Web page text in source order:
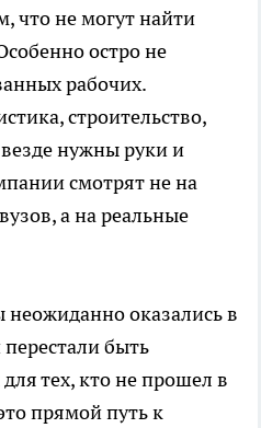
что не могут найти
остро не
рабочих.
строительство,
нужны руки и
смотрят не на
а на реальные
оказались в
быть
тех, кто не прошел в
прямой путь к